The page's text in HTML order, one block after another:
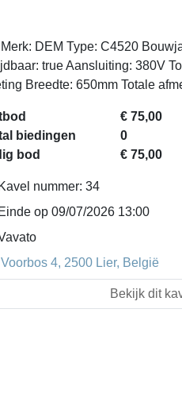
DEM Type: C4520
true Aansluiting: 380V
Breedte: 650mm Totale
€ 75,00
biedingen
0
bod
€ 75,00
Kavel nummer: 34
Einde op 09/07/2026 13:00
Voorbos 4, 2500 Lier, België
Bekijk dit